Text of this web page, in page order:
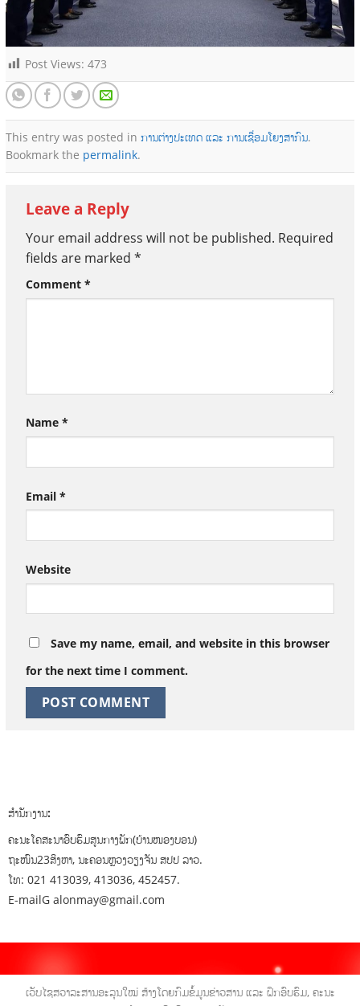
Post Views: 473
This entry was posted in ການຕ່າງປະເທດ ແລະ ການເຊື່ອມໂຍງສາກົນ.
Bookmark the permalink.
Leave a Reply
Your email address will not be published. Required
fields are marked *
Comment *
Name *
Email *
Website
Save my name, email, and website in this browser
for the next time I comment.
ສຳນັກງານ:
ຄະນະໂຄສະນາອົບຮົມສູນກາງພັກ(ບ້ານໜອງບອນ)
ຖະໜົນ23ສິງຫາ, ນະຄອນຫຼວງວຽງຈັນ ສປປ ລາວ.
ໂທ: 021 413039, 413036, 452457.
E-mailG alonmay@gmail.com
ເວັບໄຊສວາລະສານອະລຸນໃໝ່ ສ້າງໂດຍກົມຂໍ້ມູນຂ່າວສານ ແລະ ຝຶກອົບຮົມ, ຄະນະ